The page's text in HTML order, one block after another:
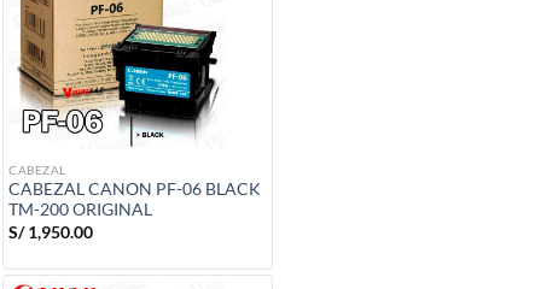
CABEZAL
CABEZAL CANON PF-06 BLACK
TM-200 ORIGINAL
S/1,950.00